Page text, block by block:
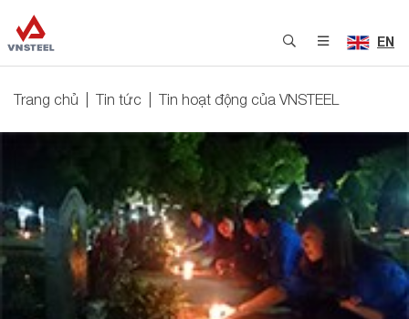
EN
Trang chủ Tin tức Tin hoạt động của VNSTEEL